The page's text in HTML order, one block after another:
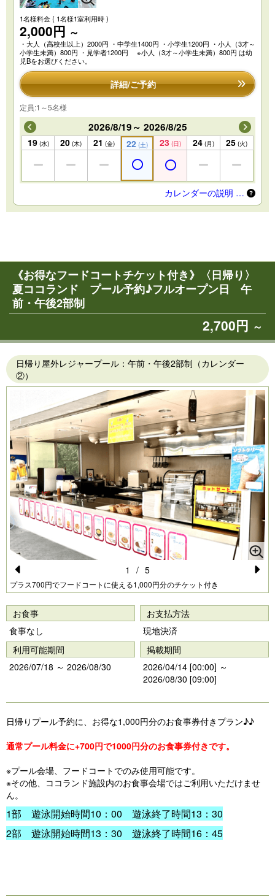
1名様料金( 1名様1室利用時 )
2,000円 ～
・大人（高校生以上）2000円 ・中学生1400円 ・小学生1200円 ・小人（3才～
小学生未満）800円 ・見学者1200円 ※小人（3才～小学生未満）800円 は幼
児Bをお選びください。
詳細/ご予約
定員:1～5名様
2026/8/19～ 2026/8/25
19 (水) 20 (木) 21 (金) 22 (土) 23 (日) 24 (月) 25 (火)
カレンダーの説明 …
《お得なフードコートチケット付き》〈日帰り〉
夏ココランド プール予約♪フルオープン日 午
前・午後2部制
2,700円 ～
日帰り屋外レジャープール：午前・午後2部制（カレンダー
②）
Pr
e
vi
o
u
s
プラス700円でフードコートに使える1,000円分のチケット付き
e
xt
1 / 5
お食事
食事なし
お支払方法
現地決済
利用可能期間
2026/07/18 ～ 2026/08/30
掲載期間
2026/04/14 [00:00] ～
2026/08/30 [09:00]
日帰りプール予約に、お得な1,000円分のお食事券付きプラン♪♪
通常プール料金に+700円で1000円分のお食事券付きです。
※プール会場、フードコートでのみ使用可能です。
※その他、ココランド施設内のお食事会場ではご利用いただけませ
ん。
1部 遊泳開始時間10：00 遊泳終了時間13：30
2部 遊泳開始時間13：30 遊泳終了時間16：45